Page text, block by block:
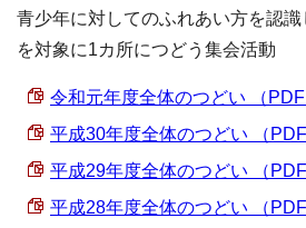
青少年に対してのふれあい方を認
を対象に1カ所につどう集会活動
令和元年度全体のつどい （PDF
平成30年度全体のつどい （PDF
平成29年度全体のつどい （PDF
平成28年度全体のつどい （PDF